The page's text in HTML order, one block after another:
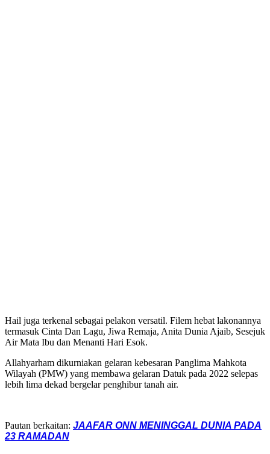
Hail juga terkenal sebagai pelakon versatil. Filem hebat lakonannya
termasuk Cinta Dan Lagu, Jiwa Remaja, Anita Dunia Ajaib, Sesejuk
Air Mata Ibu dan Menanti Hari Esok.
Allahyarham dikurniakan gelaran kebesaran Panglima Mahkota
Wilayah (PMW) yang membawa gelaran Datuk pada 2022 selepas
lebih lima dekad bergelar penghibur tanah air.
Pautan berkaitan: JAAFAR ONN MENINGGAL DUNIA PADA
23 RAMADAN